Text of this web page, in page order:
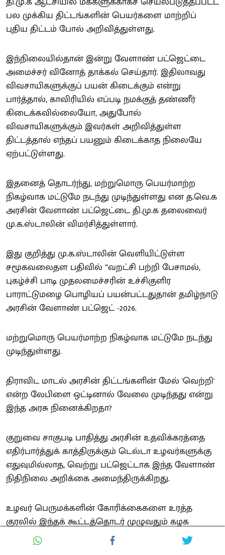
பல முக்கிய திட்டங்களின் பெயர்களை மாற்றிப்
புதிய திட்டம் போல் அறிவித்துள்ளது.
இந்நிலையில்தான் இன்று வேளாண் பட்ஜெட்டை
அமைச்சர் வினோத் தாக்கல் செய்தார். இதிலாவது
விவசாயிகளுக்குப் பயன் கிடைக்கும் என்று
பார்த்தால், காவிரியில் எப்படி நமக்குத் தண்ணீர்
கிடைக்கவில்லையோ, அதுபோல்
விவசாயிகளுக்கும் இவர்கள் அறிவித்துள்ள
திட்டத்தால் எந்தப் பயனும் கிடைக்காத நிலையே
ஏற்பட்டுள்ளது.
இதனைத் தொடர்ந்து, மற்றுமொரு பெயர்மாற்ற
நிகழ்வாக மட்டுமே நடந்து முடிந்துள்ளது என த.வெ.க
அரசின் வேளாண் பட்ஜெட்டை தி.மு.க தலைவைர்
மு.க.ஸ்டாலின் விமர்சித்துள்ளார்.
இது குறித்து மு.க.ஸ்டாலின் வெளியிட்டுள்ள
சமூகவலைதள பதிவில் ”வறட்சி பற்றி பேசாமல்,
புகழ்ச்சி பாடி முதலமைச்சரின் உச்சிகுளிர
பாராட்டுமழை பொழியப் பயன்பட்டதுதான் தமிழ்நாடு
அரசின் வேளாண் பட்ஜெட் -2026.
மற்றுமொரு பெயர்மாற்ற நிகழ்வாக மட்டுமே நடந்து
முடிந்துள்ளது.
திராவிட மாடல் அரசின் திட்டங்களின் மேல் 'வெற்றி'
என்ற லேபிளை ஒட்டினால் வேலை முடிந்தது என்று
இந்த அரசு நினைக்கிறதா?
குறுவை சாகுபடி பாதித்து அரசின் உதவிக்கரத்தை
எதிர்பார்த்துக் காத்திருக்கும் டெல்டா உழவர்களுக்கு
எதுவுமில்லாத, வெற்று பட்ஜெட்டாக இந்த வேளாண்
நிதிநிலை அறிக்கை அமைந்திருக்கிறது.
உழவர் பெருமக்களின் கோரிக்கைகளை உரத்த
குரலில் இந்தக் கூட்டத்தொடர் முழுவதும் கழக
உறுப்பினர்கள் எழுப்புவார்கள். உறக்கத்தில் இருக்கும்
அரசு விழித்துக் கொண்டு பதில் சொல்லியாக